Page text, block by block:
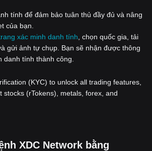
tính để đảm bảo tuân thủ đầy đủ và nâng
của bạn.
xác minh danh tính , chọn quốc gia, tải
gửi ảnh tự chụp. Bạn sẽ nhận được thông
danh tính thành công.
(KYC) to unlock all trading features,
stocks (rTokens), metals, forex, and
XDC Network bằng